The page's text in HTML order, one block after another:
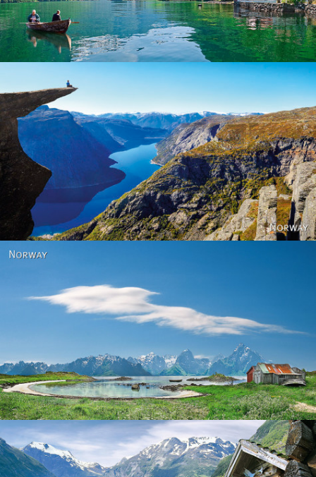
Norway